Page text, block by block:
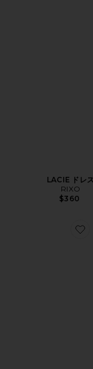
LACIE ドレス
RIXO
$360